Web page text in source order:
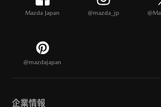
Mazda Japan @mazda_jp
@mazdajapan
企業情報